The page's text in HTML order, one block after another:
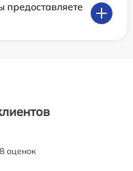
оценок